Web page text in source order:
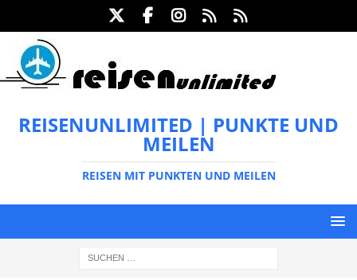
REISENUNLIMITED | PUNKTE UND
MEILEN
REISEN MIT PUNKTEN UND MEILEN